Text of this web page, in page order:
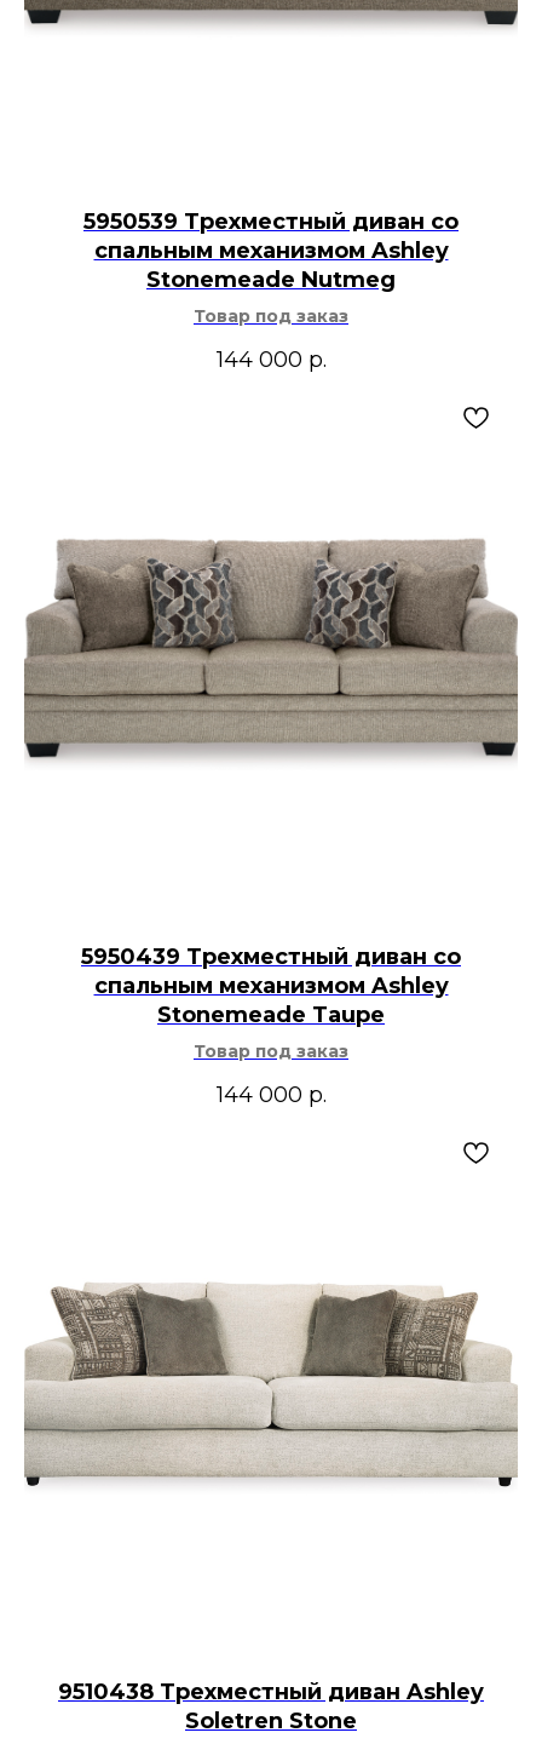
5950539 Трехместный диван со
спальным механизмом Ashley
Stonemeade Nutmeg
Товар под заказ
144 000 р.
5950439 Трехместный диван со
спальным механизмом Ashley
Stonemeade Taupe
Товар под заказ
144 000 р.
9510438 Трехместный диван Ashley
Soletren Stone